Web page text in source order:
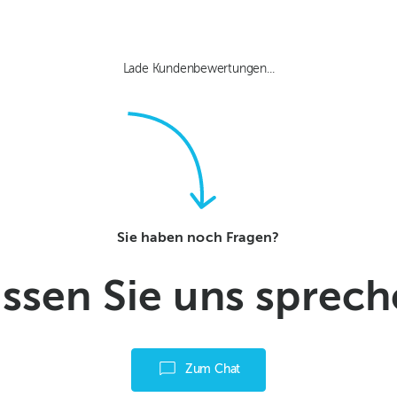
Lade Kundenbewertungen...
Sie haben noch Fragen?
Sie uns
Zum Chat